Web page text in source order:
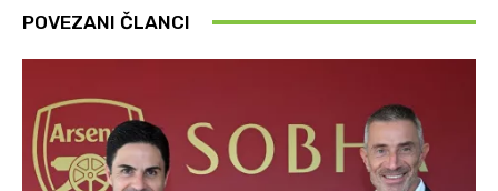
POVEZANI ČLANCI